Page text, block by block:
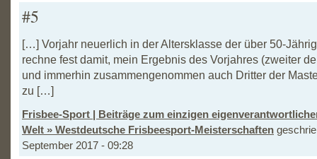
#5
[…] Vorjahr neuerlich in der Altersklasse der über 50-
rechne fest damit, mein Ergebnis des Vorjahres (zweiter
und immerhin zusammengenommen auch Dritter der
zu […]
Frisbee-Sport | Beiträge zum einzigen
Welt » Westdeutsche Frisbeesport-Meisterschaften
September 2017 - 09:28